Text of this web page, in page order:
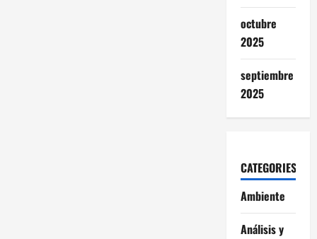
octubre
2025
septiembre
2025
CATEGORIES
Ambiente
Análisis y